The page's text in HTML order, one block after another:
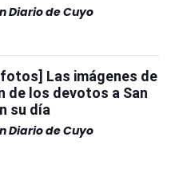
Diario de Cuyo
Las imágenes de
de los devotos a San
su día
Diario de Cuyo